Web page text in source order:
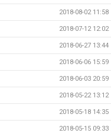
2018-08-02 11:58
2018-07-12 12:02
2018-06-27 13:44
2018-06-06 15:59
2018-06-03 20:59
2018-05-22 13:12
2018-05-18 14:35
2018-05-15 09:33